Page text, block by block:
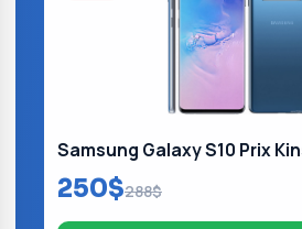
Samsung Galaxy S10 Prix
250$288$